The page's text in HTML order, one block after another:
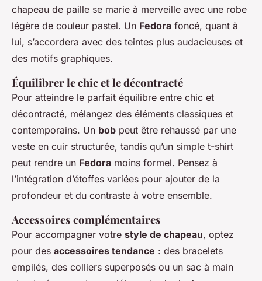
chapeau de paille se marie à merveille avec une robe
légère de couleur pastel. Un Fedora foncé, quant à
lui, s’accordera avec des teintes plus audacieuses et
des motifs graphiques.
Équilibrer le chic et le décontracté
Pour atteindre le parfait équilibre entre chic et
décontracté, mélangez des éléments classiques et
contemporains. Un bob peut être rehaussé par une
veste en cuir structurée, tandis qu’un simple t-shirt
peut rendre un Fedora moins formel. Pensez à
l’intégration d’étoffes variées pour ajouter de la
profondeur et du contraste à votre ensemble.
Accessoires complémentaires
Pour accompagner votre style de chapeau, optez
pour des accessoires tendance : des bracelets
empilés, des colliers superposés ou un sac à main